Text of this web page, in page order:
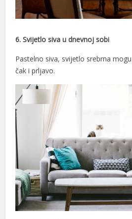
6. Svijetlo siva u dnevnoj sobi
Pastelno siva, svijetlo srebrna
čak i prljavo.